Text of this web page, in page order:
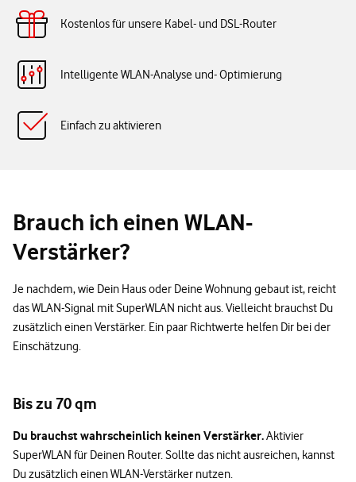
Kostenlos für unsere Kabel- und DSL-Router
Intelligente WLAN-Analyse und- Optimierung
Einfach zu aktivieren
Brauch ich einen WLAN-
Verstärker?
Je nachdem, wie Dein Haus oder Deine Wohnung gebaut ist, reicht
das WLAN-Signal mit SuperWLAN nicht aus. Vielleicht brauchst Du
zusätzlich einen Verstärker. Ein paar Richtwerte helfen Dir bei der
Einschätzung.
Bis zu 70 qm
Du brauchst wahrscheinlich keinen Verstärker.Aktivier
SuperWLAN für Deinen Router. Sollte das nicht ausreichen, kannst
Du zusätzlich einen WLAN-Verstärker nutzen.